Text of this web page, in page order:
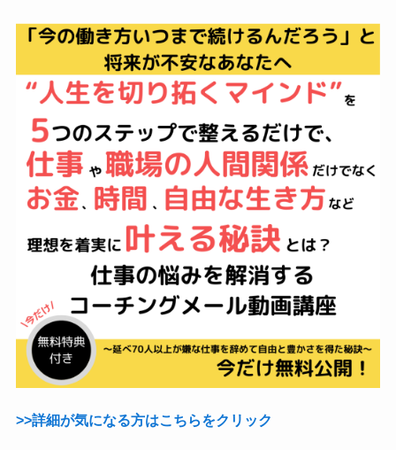
>>詳細が気になる方はこちらをクリック